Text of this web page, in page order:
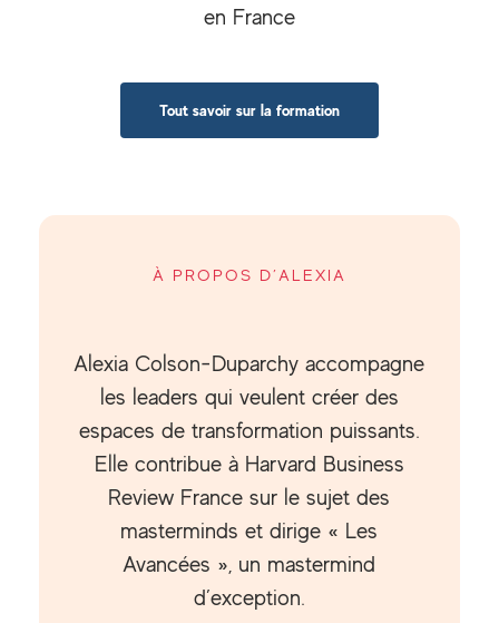
en France
Tout savoir sur la formation
À PROPOS D’ALEXIA
Alexia Colson-Duparchy accompagne
les leaders qui veulent créer des
espaces de transformation puissants.
Elle contribue à Harvard Business
Review France sur le sujet des
masterminds et dirige « Les
Avancées », un mastermind
d’exception.